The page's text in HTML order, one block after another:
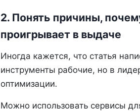
2. Понять причины,
проигрывает в выдаче
Иногда кажется, что статья
инструменты рабочие, но в
оптимизации.
Можно использовать сервисы